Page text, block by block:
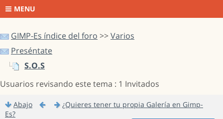
MENU
GIMP-Es índice del foro >>Varios
Preséntate
S.O.S
Usuarios revisando este tema : 1 Invitados
Abajo
¿Quieres tener tu propia Galería en Gimp-
Es?